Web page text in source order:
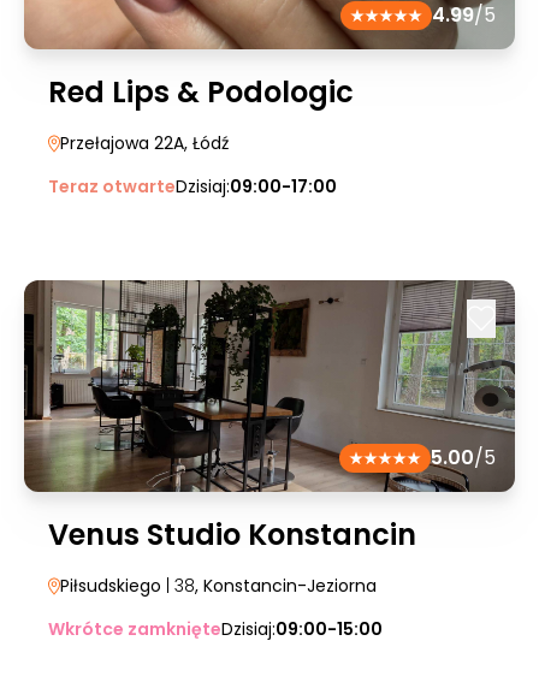
4.99/5
Red Lips & Podologic
Przełajowa 22A, Łódź
Teraz otwarteDzisiaj:09:00-17:00
5.00/5
Venus Studio Konstancin
Piłsudskiego | 38, Konstancin-Jeziorna
Wkrótce zamknięteDzisiaj:09:00-15:00